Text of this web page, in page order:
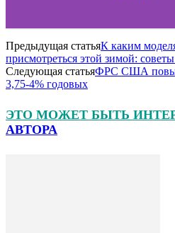
Предыдущая статьяК каким
присмотреться этой зимой:
Следующая статьяФРС США
3,75-4% годовых
ЭТО МОЖЕТ БЫТЬ
АВТОРА